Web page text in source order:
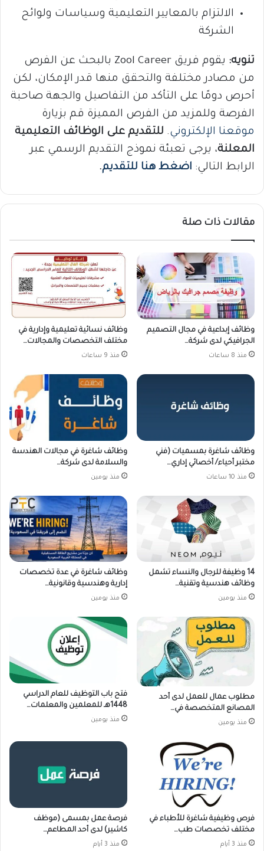
الالتزام بالمعايير التعليمية وسياسات ولوائح
الشركة
تنويه:
يقوم فريق Zool Career بالبحث عن الفرص
من مصادر مختلفة والتحقق منها قدر الإمكان، لكن
أحرص دومًا على التأكد من التفاصيل والجهة صاحبة
الفرصة وللمزيد من الفرص المميزة قم بزيارة
موقعنا الإلكتروني. للتقديم على الوظائف التعليمية
المعلنة، يرجى تعبئة نموذج التقديم الرسمي عبر
الرابط التالي: اضغط هنا للتقديم.
مقالات ذات صلة
وظائف إبداعية في مجال التصميم
الجرافيكي لدى شركة…
منذ 8 ساعات
وظائف نسائية تعليمية وإدارية في
مختلف التخصصات والمجالات…
منذ 9 ساعات
وظائف شاغرة بمسميات (فني
مختبر أحياء/ أخصائي إداري…
منذ 10 ساعات
وظائف شاغرة في مجالات الهندسة
والسلامة لدى شركة…
منذ يومين
14 وظيفة للرجال والنساء تشمل
وظائف هندسية وتقنية…
منذ يومين
وظائف شاغرة في عدة تخصصات
إدارية وهندسية وقانونية…
منذ يومين
مطلوب عمال للعمل لدى أحد
المصانع المتخصصة في…
منذ يومين
فتح باب التوظيف للعام الدراسي
1448هـ للمعلمين والمعلمات…
منذ يومين
فرص وظيفية شاغرة للأطباء في
مختلف تخصصات طب…
منذ 3 أيام
فرصة عمل بمسمى (موظف
كاشير) لدى أحد المطاعم…
منذ 3 أيام